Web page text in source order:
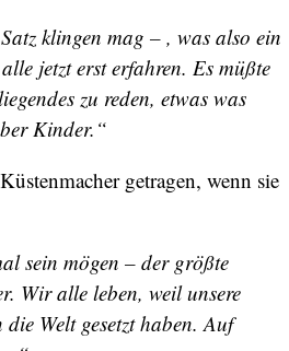
klingen mag – , was also ein
jetzt erst erfahren. Es müßte
zu reden, etwas was
Kinder.“
getragen, wenn sie
sein mögen – der größte
Wir alle leben, weil unsere
Welt gesetzt haben. Auf